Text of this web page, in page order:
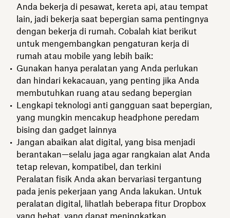
Anda bekerja di pesawat, kereta api, atau tempat
lain, jadi bekerja saat bepergian sama pentingnya
dengan bekerja di rumah. Cobalah kiat berikut
untuk mengembangkan pengaturan kerja di
rumah atau mobile yang lebih baik:
Gunakan hanya peralatan yang Anda perlukan
dan hindari kekacauan, yang penting jika Anda
membutuhkan ruang atau sedang bepergian
Lengkapi teknologi anti gangguan saat bepergian,
yang mungkin mencakup headphone peredam
bising dan gadget lainnya
Jangan abaikan alat digital, yang bisa menjadi
berantakan—selalu jaga agar rangkaian alat Anda
tetap relevan, kompatibel, dan terkini
Peralatan fisik Anda akan bervariasi tergantung
pada jenis pekerjaan yang Anda lakukan. Untuk
peralatan digital, lihatlah beberapa fitur Dropbox
yang hebat, yang dapat meningkatkan